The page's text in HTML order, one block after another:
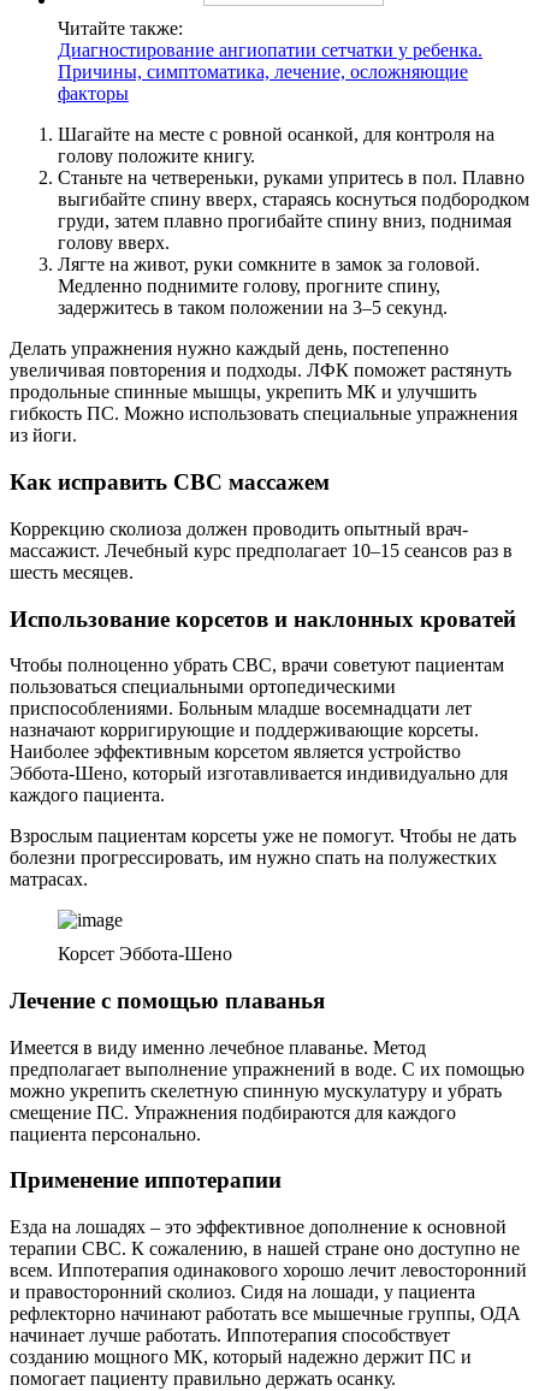
Читайте также:
Диагностирование ангиопатии сетчатки у ребенка.
Причины, симптоматика, лечение, осложняющие
факторы
Шагайте на месте с ровной осанкой, для контроля на
голову положите книгу.
Станьте на четвереньки, руками упритесь в пол. Плавно
выгибайте спину вверх, стараясь коснуться подбородком
груди, затем плавно прогибайте спину вниз, поднимая
голову вверх.
Лягте на живот, руки сомкните в замок за головой.
Медленно поднимите голову, прогните спину,
задержитесь в таком положении на 3–5 секунд.
Делать упражнения нужно каждый день, постепенно
увеличивая повторения и подходы. ЛФК поможет растянуть
продольные спинные мышцы, укрепить МК и улучшить
гибкость ПС. Можно использовать специальные упражнения
из йоги.
Как исправить СВС массажем
Коррекцию сколиоза должен проводить опытный врач-
массажист. Лечебный курс предполагает 10–15 сеансов раз в
шесть месяцев.
Использование корсетов и наклонных кроватей
Чтобы полноценно убрать СВС, врачи советуют пациентам
пользоваться специальными ортопедическими
приспособлениями. Больным младше восемнадцати лет
назначают корригирующие и поддерживающие корсеты.
Наиболее эффективным корсетом является устройство
Эббота-Шено, который изготавливается индивидуально для
каждого пациента.
Взрослым пациентам корсеты уже не помогут. Чтобы не дать
болезни прогрессировать, им нужно спать на полужестких
матрасах.
Корсет Эббота-Шено
Лечение с помощью плаванья
Имеется в виду именно лечебное плаванье. Метод
предполагает выполнение упражнений в воде. С их помощью
можно укрепить скелетную спинную мускулатуру и убрать
смещение ПС. Упражнения подбираются для каждого
пациента персонально.
Применение иппотерапии
Езда на лошадях – это эффективное дополнение к основной
терапии СВС. К сожалению, в нашей стране оно доступно не
всем. Иппотерапия одинакового хорошо лечит левосторонний
и правосторонний сколиоз. Сидя на лошади, у пациента
рефлекторно начинают работать все мышечные группы, ОДА
начинает лучше работать. Иппотерапия способствует
созданию мощного МК, который надежно держит ПС и
помогает пациенту правильно держать осанку.